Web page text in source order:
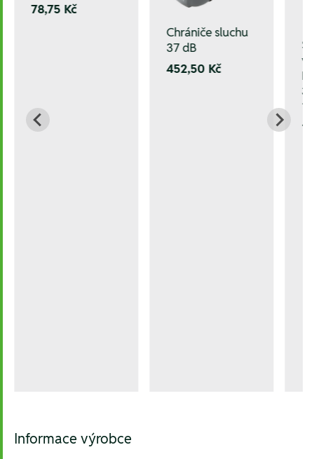
mm
78,75 Kč
Chrániče sluchu
37 dB
452,50 Kč
Informace výrobce